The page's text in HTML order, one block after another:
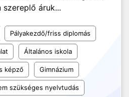
szereplő áruk...
Pályakezdő/friss diplomás
Általános iskola
képző Gimnázium
szükséges nyelvtudás